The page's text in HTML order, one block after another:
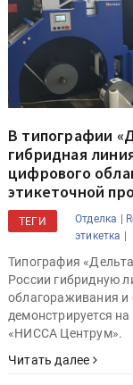
В типографии
гибридная
цифрового
этикеточной
ТЕГИ Отделка |
этикетка |
Типография
России гибридную
облагораживания и
демонстрируется
«НИССА Центрум».
Читать далее